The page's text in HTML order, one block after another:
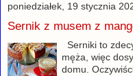
poniedziałek, 19 stycznia
Sernik z musem z
Serniki to
męża, więc
domu.